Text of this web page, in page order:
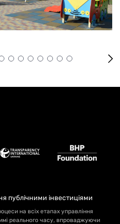
публічними інвестиціями
на всіх етапах управління
реального часу, впроваджуючи